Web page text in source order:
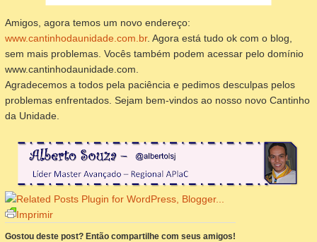
Amigos, agora temos um novo endereço:
www.cantinhodaunidade.com.br. Agora está tudo ok com o blog,
sem mais problemas. Vocês também podem acessar pelo domínio
www.cantinhodaunidade.com.
Agradecemos a todos pela paciência e pedimos desculpas pelos
problemas enfrentados. Sejam bem-vindos ao nosso novo Cantinho
da Unidade.
Imprimir
Gostou deste post? Então compartilhe com seus amigos!